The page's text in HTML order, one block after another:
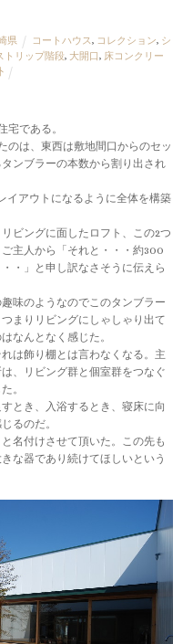
県 コートハウス, コレクション, シ
トリップ階段, 大開口, 床コンクリー
宅である。
のは、東西は敷地間口からのセッ
ンブラーの本数から割り出され
イアウトになるように全体を構築
ビングに面したロフト、この2つ
主人から「それと・・・約300
・」と申し訳なさそうに伝えら
味のようなのでこのタンブラー
まりリビングにしゃしゃり出て
なんとなく感じた。
は飾り棚とは言わなくなる。主
、リビング群と個室群をつなぐ
。
とき、入浴するとき、寝床に向
るのだ。
名付けさせて頂いた。この先も
な器であり続けてほしいという